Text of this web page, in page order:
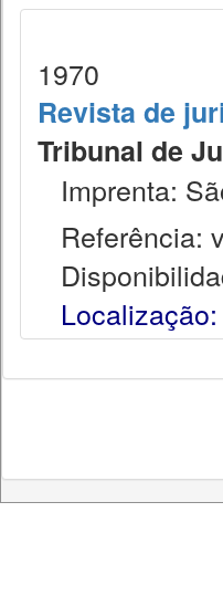
1970
Revista de
Tribunal de
Imprenta:
Referência:
Localização: